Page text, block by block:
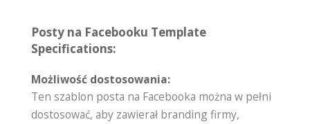
Posty na Facebooku Template
Specifications:
Możliwość dostosowania:
Ten szablon posta na Facebooka można w pełni
dostosować, aby zawierał branding firmy,